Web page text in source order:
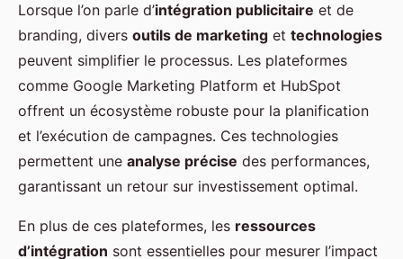
Lorsque l’on parle d’intégration publicitaire et de
branding, divers outils de marketing et technologies
peuvent simplifier le processus. Les plateformes
comme Google Marketing Platform et HubSpot
offrent un écosystème robuste pour la planification
et l’exécution de campagnes. Ces technologies
permettent une analyse précise des performances,
garantissant un retour sur investissement optimal.
En plus de ces plateformes, les ressources
d’intégration sont essentielles pour mesurer l’impact